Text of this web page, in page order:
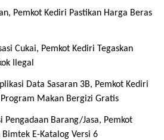
Pemkot Kediri Pastikan Harga Beras
Cukai, Pemkot Kediri Tegaskan
Ilegal
Data Sasaran 3B, Pemkot Kediri
Makan Bergizi Gratis
Pengadaan Barang/Jasa, Pemkot
E-Katalog Versi 6